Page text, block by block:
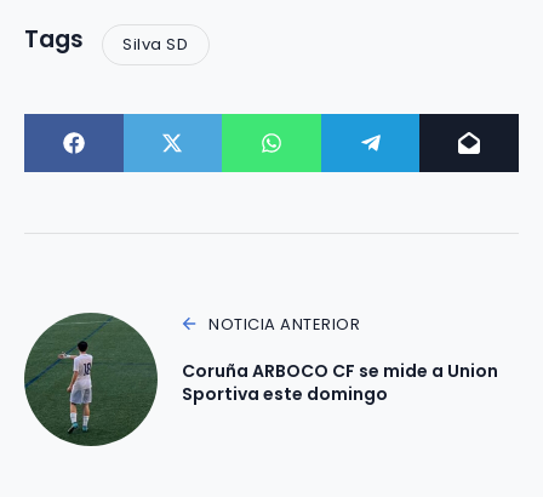
Tags Silva SD
NOTICIA ANTERIOR
Coruña ARBOCO CF se mide a Union
Sportiva este domingo